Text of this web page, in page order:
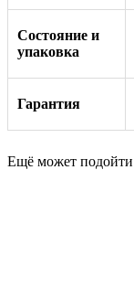
Состояние и
упаковка
Гарантия
Ещё может подойти